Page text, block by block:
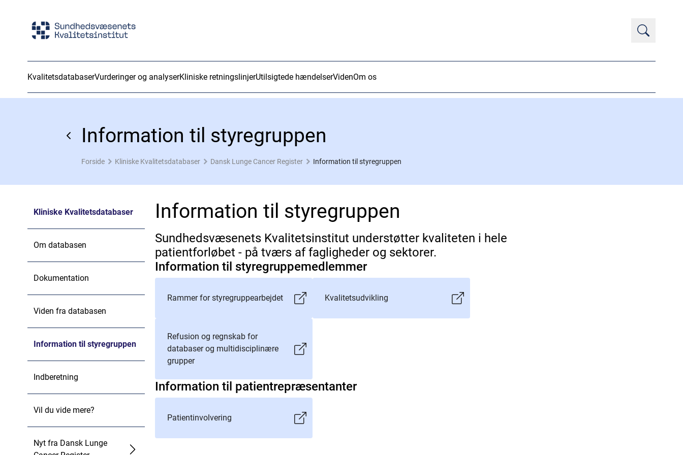
KvalitetsdatabaserVurderinger og analyserKliniske retningslinjerUtilsigtede hændelserVidenOm os
Information til styregruppen
Forside Kliniske Kvalitetsdatabaser Dansk Lunge Cancer Register Information til styregruppen
Kliniske Kvalitetsdatabaser
Om databasen
Dokumentation
Viden fra databasen
Information til styregruppen
Indberetning
Vil du vide mere?
Nyt fra Dansk Lunge
Information til styregruppen
Sundhedsvæsenets Kvalitetsinstitut understøtter kvaliteten i hele
patientforløbet - på tværs af fagligheder og sektorer.
Information til styregruppemedlemmer
Rammer for styregruppearbejdet Kvalitetsudvikling
Refusion og regnskab for
databaser og multidisciplinære
grupper
Information til patientrepræsentanter
Patientinvolvering